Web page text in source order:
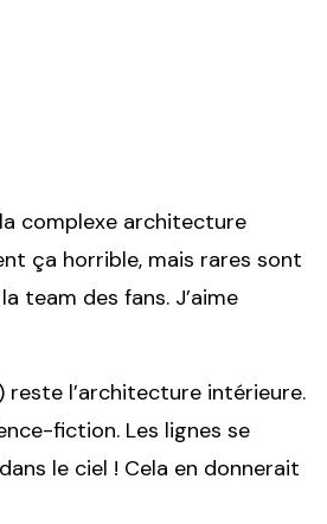
complexe architecture
ça horrible, mais rares sont
team des fans. J’aime
l’architecture intérieure.
fiction. Les lignes se
le ciel ! Cela en donnerait